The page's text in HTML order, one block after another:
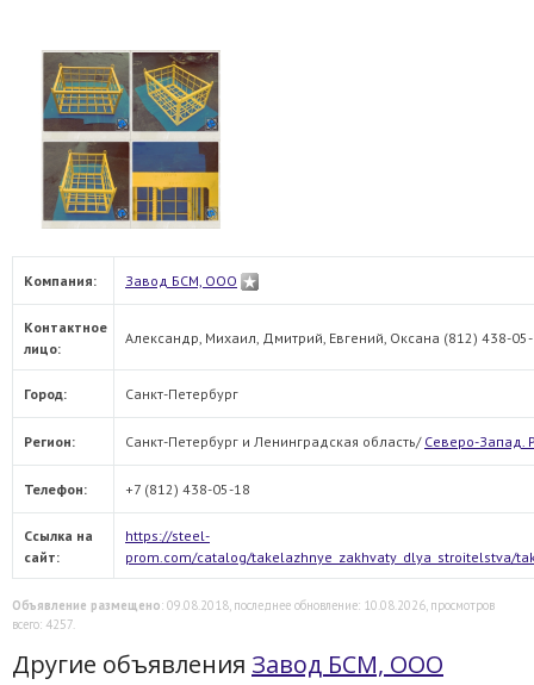
Компания: Завод БСМ, ООО
Контактное
лицо:
Александр, Михаил, Дмитрий, Евгений, Оксана (812) 438-
Город: Санкт-Петербург
Регион: Санкт-Петербург и Ленинградская область/ Северо-Запад.
Телефон: +7 (812) 438-05-18
Ссылка на
сайт:
https://steel-
prom.com/catalog/takelazhnye_zakhvaty_dlya_stroitelstva/
Объявление размещено: 09.08.2018, последнее обновление: 10.08.2026, просмотров
всего: 4257.
Другие объявления Завод БСМ, ООО